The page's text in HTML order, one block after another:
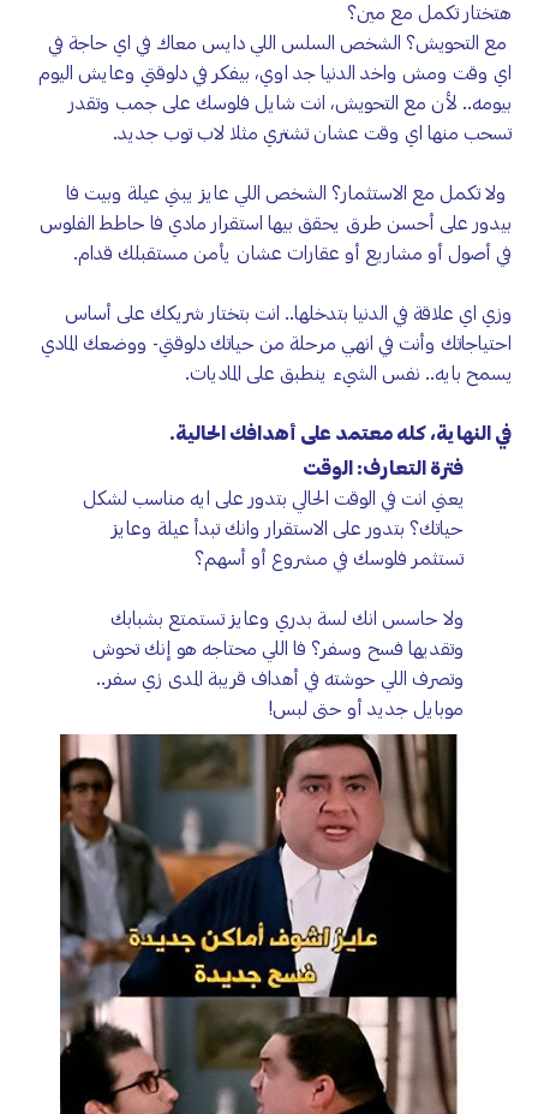
هتختار تكمل مع مين؟
مع التحويش؟ الشخص السلس اللي دايس معاك في اي حاجة في
اي وقت ومش واخد الدنيا جد اوي، بيفكر في دلوقتي وعايش اليوم
بيومه.. لأن مع التحويش، انت شايل فلوسك على جمب وتقدر
تسحب منها اي وقت عشان تشتري مثلا لاب توب جديد.
ولا تكمل مع الاستثمار؟ الشخص اللي عايز يبني عيلة وبيت فا
بيدور على أحسن طرق يحقق بيها استقرار مادي فا حاطط الفلوس
في أصول أو مشاريع أو عقارات عشان يأمن مستقبلك قدام.
وزي اي علاقة في الدنيا بتدخلها.. انت بتختار شريكك على أساس
احتياجاتك وأنت في انهي مرحلة من حياتك دلوقتي- ووضعك المادي
يسمح بايه.. نفس الشيء ينطبق على الماديات.
في النهاية، كله معتمد على أهدافك الحالية.
فترة التعارف: الوقت
يعني انت في الوقت الحالي بتدور على ايه مناسب لشكل
حياتك؟ بتدور على الاستقرار وانك تبدأ عيلة وعايز
تستثمر فلوسك في مشروع أو أسهم؟
ولا حاسس انك لسة بدري وعايز تستمتع بشبابك
وتقديها فسح وسفر؟ فا اللي محتاجه هو إنك تحوش
وتصرف اللي حوشته في أهداف قريبة المدى زي سفر..
موبايل جديد أو حتى لبس!